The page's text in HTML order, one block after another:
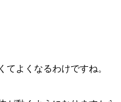
てよくなるわけですね。